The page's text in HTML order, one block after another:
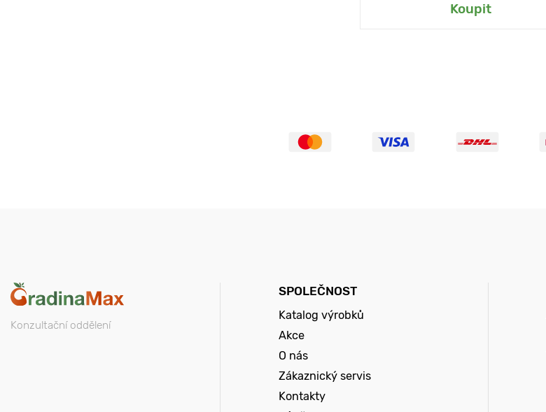
Koupit
Konzultační oddělení
SPOLEČNOST
Katalog výrobků
Akce
O nás
Zákaznický servis
Kontakty